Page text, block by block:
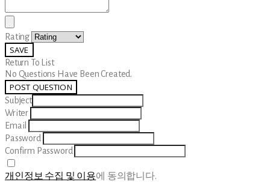
Rating
SAVE
Return To List
No Questions Have Been Created.
POST QUESTION
Subject
Writer
Email
Password
Confirm Password
개인정보 수집 및 이용에 동의합니다.